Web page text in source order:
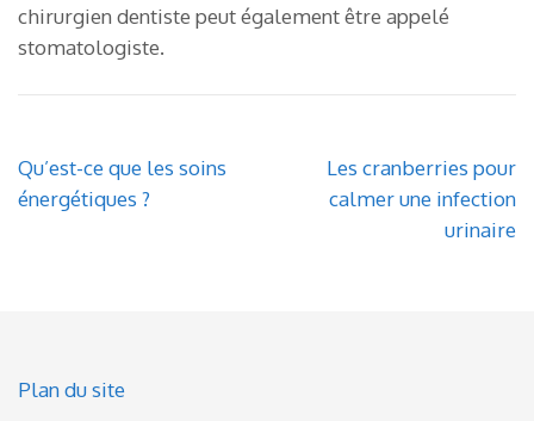
chirurgien dentiste peut également être appelé
stomatologiste.
Post
navigation
Qu’est-ce que les soins
énergétiques ?
Les cranberries pour
calmer une infection
urinaire
Plan du site